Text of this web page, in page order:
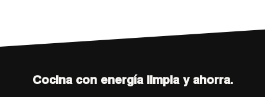
Cocina con energía limpia y ahorra.